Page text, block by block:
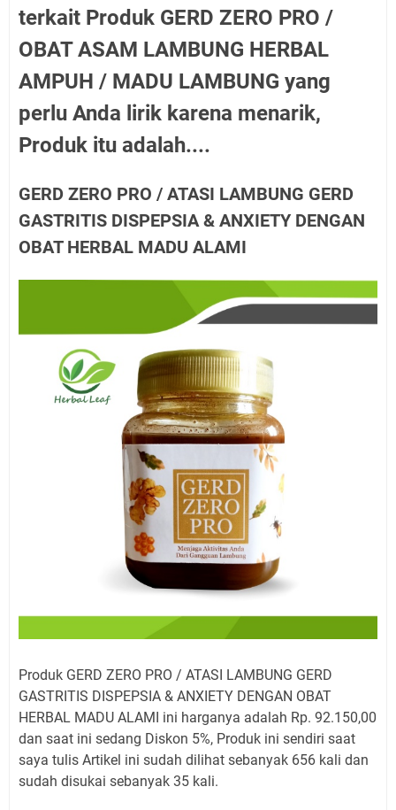
terkait Produk GERD ZERO PRO /
OBAT ASAM LAMBUNG HERBAL
AMPUH / MADU LAMBUNG yang
perlu Anda lirik karena menarik,
Produk itu adalah....
GERD ZERO PRO / ATASI LAMBUNG GERD
GASTRITIS DISPEPSIA & ANXIETY DENGAN
OBAT HERBAL MADU ALAMI
Produk GERD ZERO PRO / ATASI LAMBUNG GERD
GASTRITIS DISPEPSIA & ANXIETY DENGAN OBAT
HERBAL MADU ALAMI ini harganya adalah Rp. 92.150,00
dan saat ini sedang Diskon 5%, Produk ini sendiri saat
saya tulis Artikel ini sudah dilihat sebanyak 656 kali dan
sudah disukai sebanyak 35 kali.